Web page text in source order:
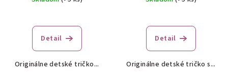
Detail
Originálne detské tričko...
Detail
Originálne detské tričko s...